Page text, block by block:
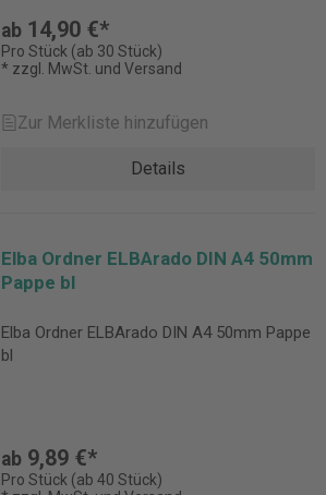
ab 14,90 €*
Pro Stück (ab 30 Stück)
* zzgl. MwSt. und Versand
Zur Merkliste hinzufügen
Details
Elba Ordner ELBArado DIN A4 50mm
Pappe bl
Elba Ordner ELBArado DIN A4 50mm Pappe
bl
ab 9,89 €*
Pro Stück (ab 40 Stück)